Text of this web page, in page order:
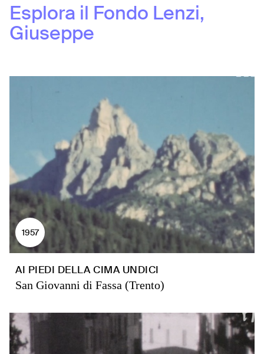
Esplora il Fondo Lenzi,
Giuseppe
1957
AI PIEDI DELLA CIMA UNDICI
San Giovanni di Fassa (Trento)